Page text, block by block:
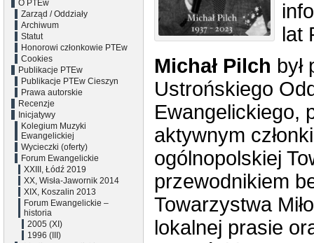
O PTEw
Zarząd / Oddziały
Archiwum
Statut
Honorowi członkowie PTEw
Cookies
Publikacje PTEw
Publikacje PTEw Cieszyn
Prawa autorskie
Recenzje
Inicjatywy
Kolegium Muzyki
Ewangelickiej
Wycieczki (oferty)
Forum Ewangelickie
XXIII, Łódź 2019
XX, Wisła-Jawornik 2014
XIX, Koszalin 2013
Forum Ewangelickie –
historia
2005 (XI)
1996 (III)
lat
Michał Pilch
Ustrońskiego
Ewangelickiego,
aktywnym
ogólnopolskiej
przewodnikiem
Towarzystwa
lokalnej prasie